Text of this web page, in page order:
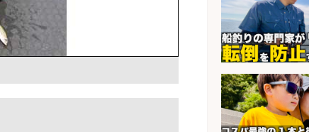
勤OK/鹿児島
会社名 株式
精肉・青果
でお魚のカ
フ/車通勤